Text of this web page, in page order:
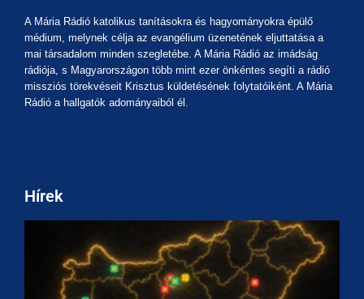
A Mária Rádió katolikus tanításokra és hagyományokra épülő
médium, melynek célja az evangélium üzenetének eljuttatása a
mai társadalom minden szegletébe. A Mária Rádió az imádság
rádiója, s Magyarországon több mint ezer önkéntes segíti a rádió
missziós törekvéseit Krisztus küldetésének folytatóiként. A Mária
Rádió a hallgatók adományaiból él.
Hírek